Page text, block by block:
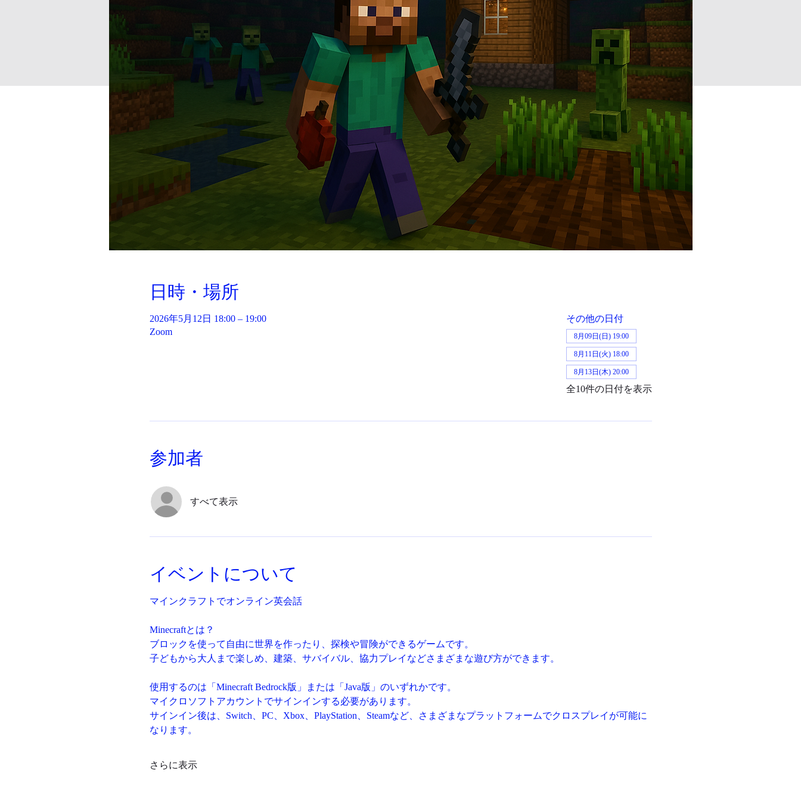
日時・場所
2026年5月12日 18:00 – 19:00
Zoom
その他の日付
8月09日(日) 19:00
8月11日(火) 18:00
8月13日(木) 20:00
全10件の日付を表示
参加者
すべて表示
イベントについて
マインクラフトでオンライン英会話
Minecraftとは？
ブロックを使って自由に世界を作ったり、探検や冒険ができるゲームです。
子どもから大人まで楽しめ、建築、サバイバル、協力プレイなどさまざまな遊び方ができます。
使用するのは「Minecraft Bedrock版」または「Java版」のいずれかです。
マイクロソフトアカウントでサインインする必要があります。
サインイン後は、Switch、PC、Xbox、PlayStation、Steamなど、さまざまなプラットフォームでクロスプレイが可能に
なります。
さらに表示